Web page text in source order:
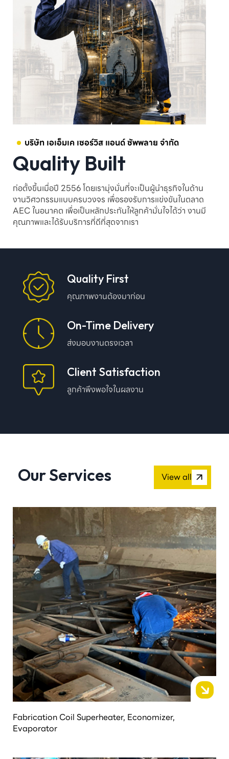
บริษัท เอเอ็มเค เซอร์วิส แอนด์ ซัพพลาย จำกัด
Quality Built
ก่อตั้งขึ้นเมื่อปี 2556 โดยเรามุ่งมั่นที่จะเป็นผู้นำธุรกิจในด้าน
งานวิศวกรรมแบบครบวงจร เพื่อรองรับการแข่งขันในตลาด
AEC ในอนาคต เพื่อเป็นหลักประกันให้ลูกค้ามั่นใจได้ว่า งานมี
คุณภาพและได้รับบริการที่ดีที่สุดจากเรา
Quality First
คุณภาพงานต้องมาก่อน
On-Time Delivery
ส่งมอบงานตรงเวลา
Client Satisfaction
ลูกค้าพึงพอใจในผลงาน
Our Services View all
Fabrication Coil Superheater, Economizer,
Evaporator